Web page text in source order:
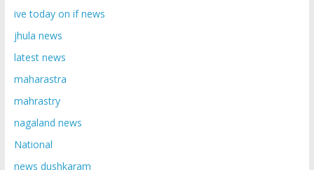
ive today on if news
jhula news
latest news
maharastra
mahrastry
nagaland news
National
news dushkaram